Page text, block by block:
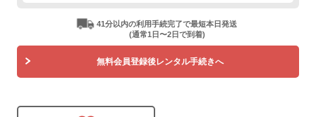
41分以内の利用手続完了で最短本日発送
(通常1日〜2日で到着)
無料会員登録後レンタル手続きへ